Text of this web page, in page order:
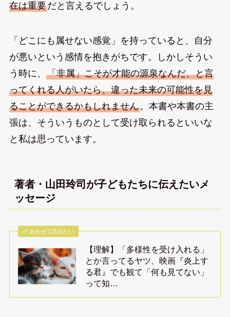
在は重要だと言えるでしょう。
「どこにも属せない感覚」を持っていると、自分
が悪いという感情を抱きがちです。しかしそうい
う時に、 「非属」こそが才能の源泉なんだ、と言
ってくれる人がいたら、違った未来の可能性を見
ることができるかもしれません。本書や本書の主
張は、そういうものとして受け取られるといいな
と私は思っています。
著者・山田玲司が子どもたちに伝えたいメ
ッセージ
あわせて読みたい
【理解】「多様性を受け入れる」
とか言ってるヤツ、映画『炎上す
る君』でも観て「何も見てない」
って知…